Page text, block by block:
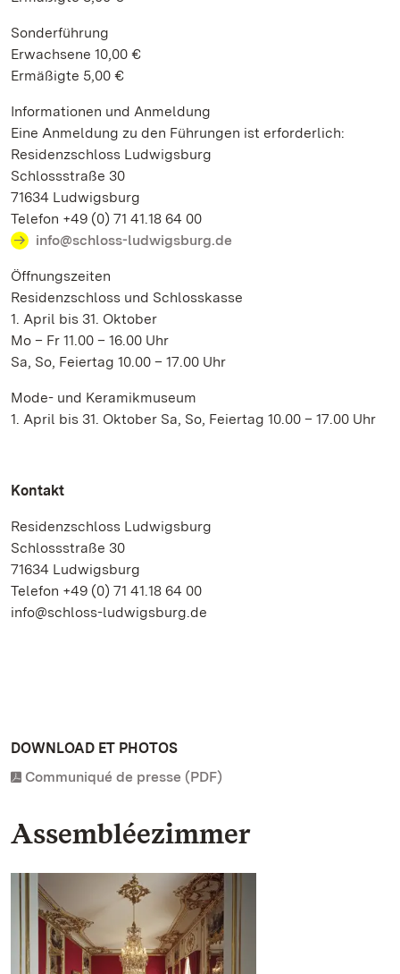
Sonderführung
Erwachsene 10,00 €
Ermäßigte 5,00 €
Informationen und Anmeldung
Eine Anmeldung zu den Führungen ist erforderlich:
Residenzschloss Ludwigsburg
Schlossstraße 30
71634 Ludwigsburg
Telefon +49 (0) 71 41.18 64 00
info@schloss-ludwigsburg.de
Öffnungszeiten
Residenzschloss und Schlosskasse
1. April bis 31. Oktober
Mo – Fr 11.00 – 16.00 Uhr
Sa, So, Feiertag 10.00 – 17.00 Uhr
Mode- und Keramikmuseum
1. April bis 31. Oktober Sa, So, Feiertag 10.00 – 17.00 Uhr
Kontakt
Residenzschloss Ludwigsburg
Schlossstraße 30
71634 Ludwigsburg
Telefon +49 (0) 71 41.18 64 00
info@schloss-ludwigsburg.de
DOWNLOAD ET PHOTOS
Communiqué de presse (PDF)
Assembléezimmer